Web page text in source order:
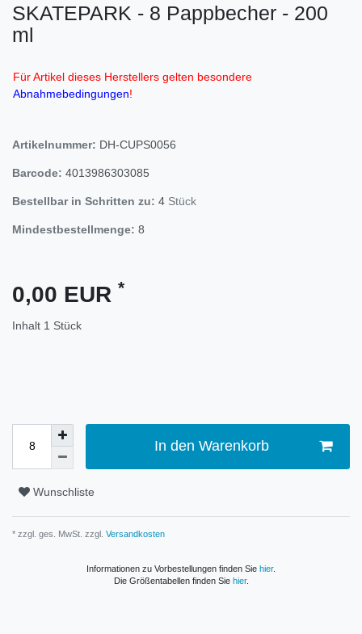
SKATEPARK - 8 Pappbecher - 200
ml
Für Artikel dieses Herstellers gelten besondere
Abnahmebedingungen!
Artikelnummer: DH-CUPS0056
Barcode: 4013986303085
Bestellbar in Schritten zu: 4 Stück
Mindestbestellmenge: 8
0,00 EUR *
Inhalt 1 Stück
In den Warenkorb
Wunschliste
* zzgl. ges. MwSt. zzgl. Versandkosten
Informationen zu Vorbestellungen finden Sie hier.
Die Größentabellen finden Sie hier.